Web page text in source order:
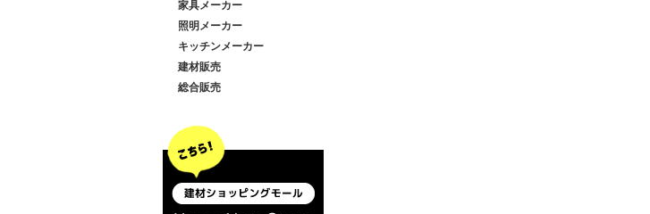
家具メーカー
照明メーカー
キッチンメーカー
建材販売
総合販売